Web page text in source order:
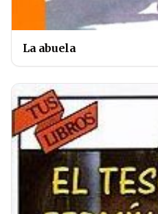
La abuela